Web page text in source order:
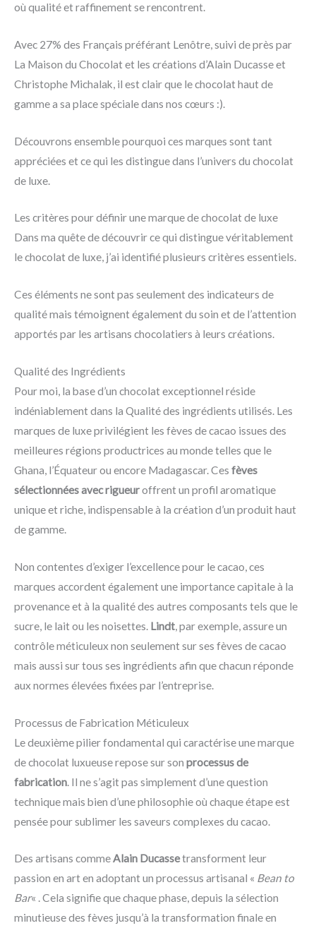
où qualité et raffinement se rencontrent.
Avec 27% des Français préférant Lenôtre, suivi de près par
La Maison du Chocolat et les créations d’Alain Ducasse et
Christophe Michalak, il est clair que le chocolat haut de
gamme a sa place spéciale dans nos cœurs :).
Découvrons ensemble pourquoi ces marques sont tant
appréciées et ce qui les distingue dans l’univers du chocolat
de luxe.
Les critères pour définir une marque de chocolat de luxe
Dans ma quête de découvrir ce qui distingue véritablement
le chocolat de luxe, j’ai identifié plusieurs critères essentiels.
Ces éléments ne sont pas seulement des indicateurs de
qualité mais témoignent également du soin et de l’attention
apportés par les artisans chocolatiers à leurs créations.
Qualité des Ingrédients
Pour moi, la base d’un chocolat exceptionnel réside
indéniablement dans la Qualité des ingrédients utilisés. Les
marques de luxe privilégient les fèves de cacao issues des
meilleures régions productrices au monde telles que le
Ghana, l’Équateur ou encore Madagascar. Ces fèves
sélectionnées avec rigueuroffrent un profil aromatique
unique et riche, indispensable à la création d’un produit haut
de gamme.
Non contentes d’exiger l’excellence pour le cacao, ces
marques accordent également une importance capitale à la
provenance et à la qualité des autres composants tels que le
sucre, le lait ou les noisettes. Lindt, par exemple, assure un
contrôle méticuleux non seulement sur ses fèves de cacao
mais aussi sur tous ses ingrédients afin que chacun réponde
aux normes élevées fixées par l’entreprise.
Processus de Fabrication Méticuleux
Le deuxième pilier fondamental qui caractérise une marque
de chocolat luxueuse repose sur son processus de
fabrication . Il ne s’agit pas simplement d’une question
technique mais bien d’une philosophie où chaque étape est
pensée pour sublimer les saveurs complexes du cacao.
Des artisans commeAlain Ducassetransforment leur
passion en art en adoptant un processus artisanal « Bean to
Bar« . Cela signifie que chaque phase, depuis la sélection
minutieuse des fèves jusqu’à la transformation finale en